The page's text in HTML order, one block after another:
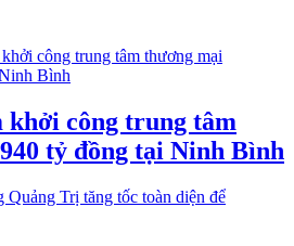
khởi công trung tâm
tỷ đồng tại Ninh Bình